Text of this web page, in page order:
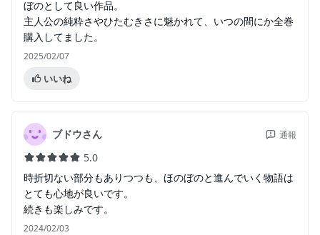
ぼのとして良い作品。
主人公の純粋さやひたむきさに魅かれて、いつの間にか全巻
購入してました。
2025/02/07
いいね
ブドウさん 通報
5.0
時折切ない部分もありつつも、ほのぼのと進んでいく物語は
とても心地が良いです。
続きも楽しみです。
2024/02/03